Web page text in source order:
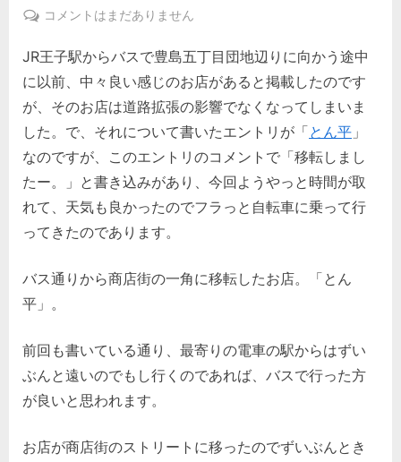
on
王
と
ん
の
コメントはまだありません
JR王子駅からバスで豊島五丁目団地辺りに向かう途中
に以前、中々良い感じのお店があると掲載したのです
が、そのお店は道路拡張の影響でなくなってしまいま
した。で、それについて書いたエントリが「とん平 」
なのですが、このエントリのコメントで「移転しまし
たー。」と書き込みがあり、今回ようやっと時間が取
れて、天気も良かったのでフラっと自転車に乗って行
ってきたのであります。
バス通りから商店街の一角に移転したお店。「とん
平」。
前回も書いている通り、最寄りの電車の駅からはずい
ぶんと遠いのでもし行くのであれば、バスで行った方
が良いと思われます。
お店が商店街のストリートに移ったのでずいぶんとき